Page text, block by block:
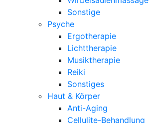
Sonstige
Psyche
Ergotherapie
Lichttherapie
Musiktherapie
Reiki
Sonstiges
Haut & Körper
Anti-Aging
Cellulite-Behandlung